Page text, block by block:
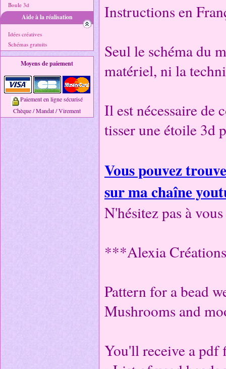
Boule 3d
Aide à la réalisation
Idées créatives
Schémas gratuits
Moyens de paiement
Paiement en ligne sécurisé
Chèque / Mandat / Virement
Instructions en
Seul le schéma du
matériel, ni la
Il est nécessaire de
tisser une étoile 3d
Vous pouvez
sur ma chaîne
N'hésitez pas à
***Alexia
Pattern for a bead
Mushrooms and
You'll receive a